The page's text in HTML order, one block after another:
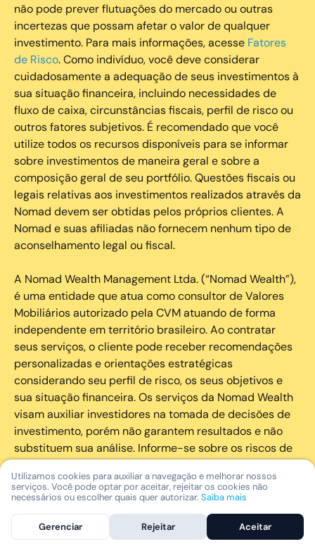
não pode prever flutuações do mercado ou outras
incertezas que possam afetar o valor de qualquer
investimento. Para mais informações, acesse Fatores
de Risco. Como indivíduo, você deve considerar
cuidadosamente a adequação de seus investimentos à
sua situação financeira, incluindo necessidades de
fluxo de caixa, circunstâncias fiscais, perfil de risco ou
outros fatores subjetivos. É recomendado que você
utilize todos os recursos disponíveis para se informar
sobre investimentos de maneira geral e sobre a
composição geral de seu portfólio. Questões fiscais ou
legais relativas aos investimentos realizados através da
Nomad devem ser obtidas pelos próprios clientes. A
Nomad e suas afiliadas não fornecem nenhum tipo de
aconselhamento legal ou fiscal.
A Nomad Wealth Management Ltda. (“Nomad Wealth”),
é uma entidade que atua como consultor de Valores
Mobiliários autorizado pela CVM atuando de forma
independente em território brasileiro. Ao contratar
seus serviços, o cliente pode receber recomendações
personalizadas e orientações estratégicas
considerando seu perfil de risco, os seus objetivos e
sua situação financeira. Os serviços da Nomad Wealth
visam auxiliar investidores na tomada de decisões de
investimento, porém não garantem resultados e não
substituem sua análise. Informe-se sobre os riscos de
cada investimento e invista com responsabilidade.
As marcas registradas, logotipos e marcas de serviço
que aparecem nos Serviços, incluindo, mas não se
limitando à marca registrada “Nomad” são marcas
Utilizamos cookies para auxiliar a navegação e melhorar nossos
serviços. Você pode optar por aceitar, rejeitar os cookies não
necessários ou escolher quais quer autorizar. Saiba mais
Gerenciar Rejeitar Aceitar